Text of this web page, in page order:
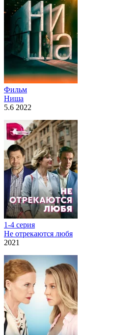
Фильм
Ниша
5.6 2022
1-4 серия
Не отрекаются любя
2021